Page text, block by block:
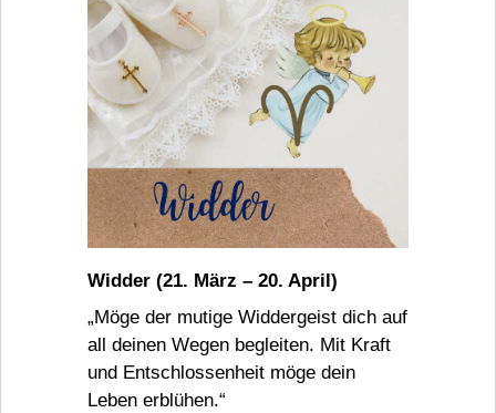
Widder (21. März – 20. April)
„Möge der mutige Widdergeist dich auf
all deinen Wegen begleiten. Mit Kraft
und Entschlossenheit möge dein
Leben erblühen.“